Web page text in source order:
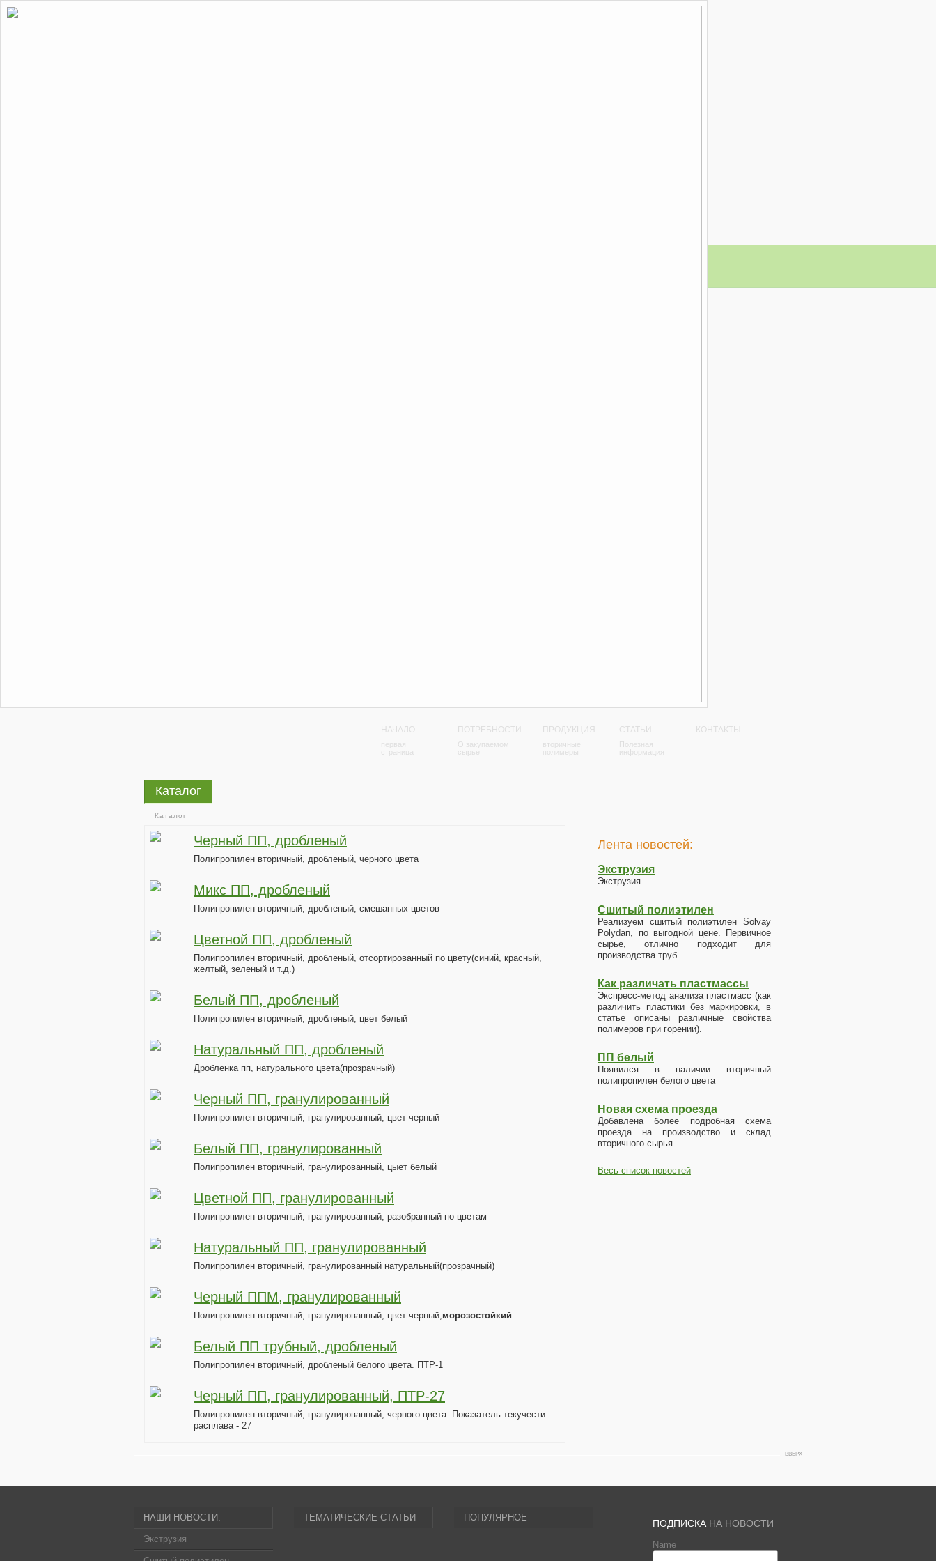
НАЧАЛО
первая
страница
ПОТРЕБНОСТИ
О закупаемом
сырье
ПРОДУКЦИЯ
вторичные
полимеры
СТАТЬИ
Полезная
информация
КОНТАКТЫ
Каталог
Каталог
Черный ПП, дробленый
Полипропилен вторичный, дробленый, черного цвета
Микс ПП, дробленый
Полипропилен вторичный, дробленый, смешанных цветов
Цветной ПП, дробленый
Полипропилен вторичный, дробленый, отсортированный по цвету(синий, красный,
желтый, зеленый и т.д.)
Белый ПП, дробленый
Полипропилен вторичный, дробленый, цвет белый
Натуральный ПП, дробленый
Дробленка пп, натурального цвета(прозрачный)
Черный ПП, гранулированный
Полипропилен вторичный, гранулированный, цвет черный
Белый ПП, гранулированный
Полипропилен вторичный, гранулированный, цыет белый
Цветной ПП, гранулированный
Полипропилен вторичный, гранулированный, разобранный по цветам
Натуральный ПП, гранулированный
Полипропилен вторичный, гранулированный натуральный(прозрачный)
Черный ППМ, гранулированный
Полипропилен вторичный, гранулированный, цвет черный,морозостойкий
Белый ПП трубный, дробленый
Полипропилен вторичный, дробленый белого цвета. ПТР-1
Черный ПП, гранулированный, ПТР-27
Полипропилен вторичный, гранулированный, черного цвета. Показатель текучести
расплава - 27
Лента новостей:
Экструзия
Экструзия
Сшитый полиэтилен
Реализуем сшитый полиэтилен Solvay
Polydan, по выгодной цене. Первичное
сырье, отлично подходит для
производства труб.
Как различать пластмассы
Экспресс-метод анализа пластмасс (как
различить пластики без маркировки, в
статье описаны различные свойства
полимеров при горении).
ПП белый
Появился в наличии вторичный
полипропилен белого цвета
Новая схема проезда
Добавлена более подробная схема
проезда на производство и склад
вторичного сырья.
Весь список новостей
ВВЕРХ
НАШИ НОВОСТИ:
Экструзия
ТЕМАТИЧЕСКИЕ СТАТЬИ ПОПУЛЯРНОЕ
ПОДПИСКА НА НОВОСТИ
Name